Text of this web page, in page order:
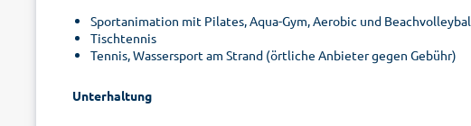
Sportanimation mit Pilates, Aqua-Gym, Aerobic und
Tischtennis
Tennis, Wassersport am Strand (örtliche Anbieter gegen Gebühr)
Unterhaltung